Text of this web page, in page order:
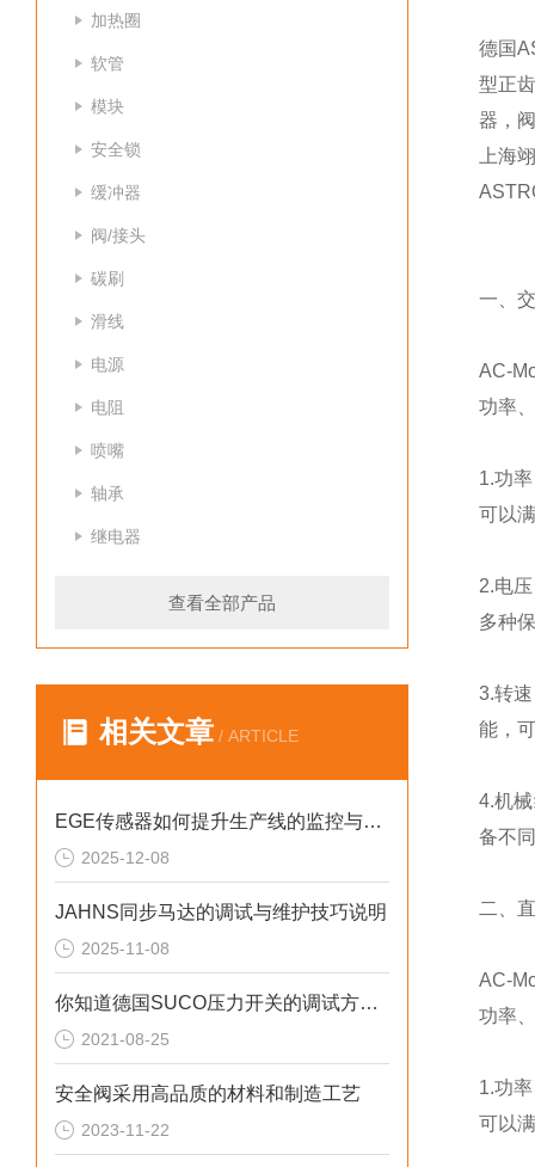
加热圈
软管
模块
安全锁
缓冲器
阀/接头
碳刷
滑线
电源
电阻
喷嘴
轴承
继电器
查看全部产品
相关文章 / ARTICLE
EGE传感器如何提升生产线的监控与管理效率？
2025-12-08
JAHNS同步马达的调试与维护技巧说明
2025-11-08
你知道德国SUCO压力开关的调试方法和注意事项吗
2021-08-25
安全阀采用高品质的材料和制造工艺
2023-11-22
德国
型正
器，
上海
一、
AC-
功率
1.功
可以
2.电
多种
3.转
能，
4.机
备不
二、
AC-
功率
1.功
可以